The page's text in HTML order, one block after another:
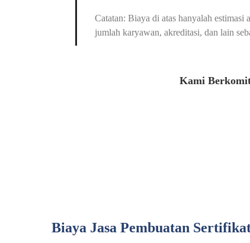
Catatan: Biaya di atas hanyalah
jumlah karyawan, akreditasi, dan lain
Kami
Biaya Jasa Pembuatan